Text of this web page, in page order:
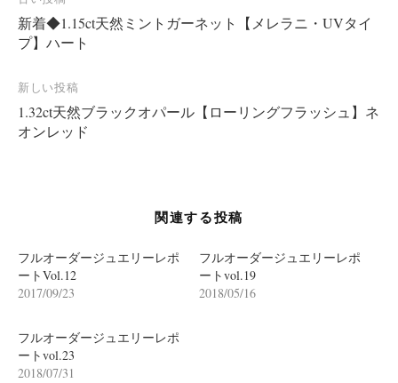
稿
ナ
ビ
ゲ
ー
新着◆1.15ct天然ミントガーネット【メレラニ・UVタイ
プ】ハート
新しい投稿
1.32ct天然ブラックオパール【ローリングフラッシュ】ネ
オンレッド
関連する投稿
フルオーダージュエリーレポ
ートVol.12
2017/09/23
フルオーダージュエリーレポ
ートvol.19
2018/05/16
フルオーダージュエリーレポ
ートvol.23
2018/07/31